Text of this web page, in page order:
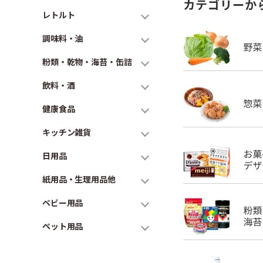
レトルト
調味料・油
粉類・乾物・海苔・缶詰
飲料・酒
健康食品
キッチン雑貨
日用品
紙用品・生理用品他
ベビー用品
ペット用品
カテゴリーか